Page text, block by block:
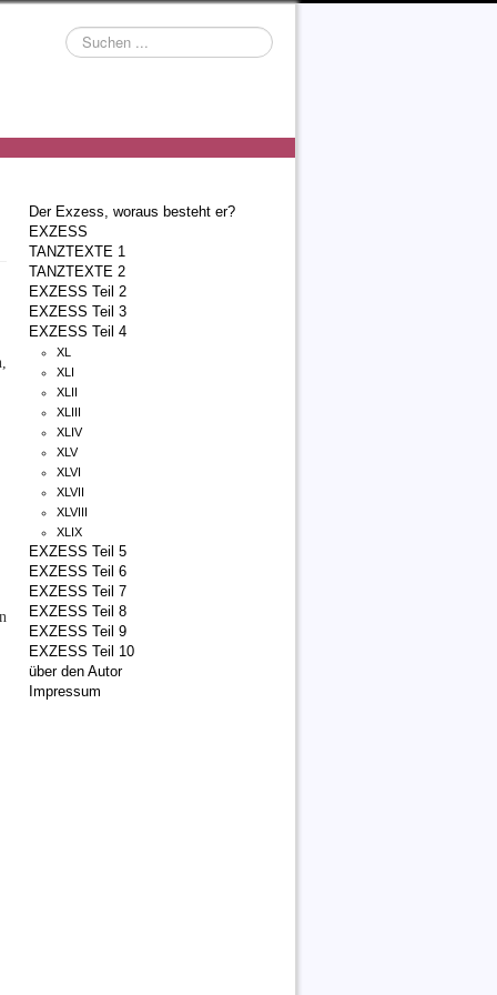
Suchen
...
Der Exzess, woraus besteht er?
EXZESS
TANZTEXTE 1
TANZTEXTE 2
EXZESS Teil 2
EXZESS Teil 3
EXZESS Teil 4
XL
XLI
XLII
XLIII
XLIV
XLV
XLVI
XLVII
XLVIII
XLIX
EXZESS Teil 5
EXZESS Teil 6
EXZESS Teil 7
EXZESS Teil 8
EXZESS Teil 9
EXZESS Teil 10
über den Autor
Impressum